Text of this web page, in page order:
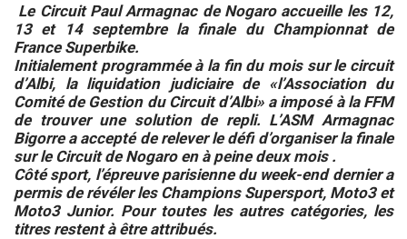
Le Circuit Paul Armagnac de Nogaro accueille les 12,
13 et 14 septembre la finale du Championnat de
France Superbike.
Initialement programmée à la fin du mois sur le circuit
d’Albi, la liquidation judiciaire de «l’Association du
Comité de Gestion du Circuit d’Albi» a imposé à la FFM
de trouver une solution de repli. L’ASM Armagnac
Bigorre a accepté de relever le défi d’organiser la finale
sur le Circuit de Nogaro en à peine deux mois.
Côté sport, l’épreuve parisienne du week-end dernier a
permis de révéler les Champions Supersport, Moto3 et
Moto3 Junior. Pour toutes les autres catégories, les
titres restent à être attribués.